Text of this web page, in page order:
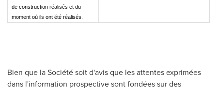
de construction réalisés et du
moment où ils ont été réalisés.
Bien que la Société soit d'avis que les attentes exprimées
dans l'information prospective sont fondées sur des